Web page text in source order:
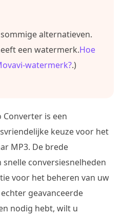
alternatieven.
een watermerk.Hoe
watermerk?.)
Converter is een
keuze voor het
MP3. De brede
conversiesnelheden
voor het beheren van uw
geavanceerde
nodig hebt, wilt u